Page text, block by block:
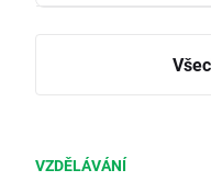
VZDĚLÁVÁNÍ